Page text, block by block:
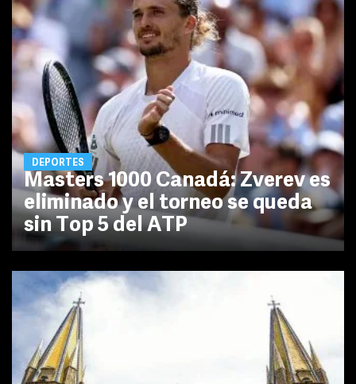
DEPORTES
Masters 1000 Canadá: Zverev es
eliminado y el torneo se queda
sin Top 5 del ATP